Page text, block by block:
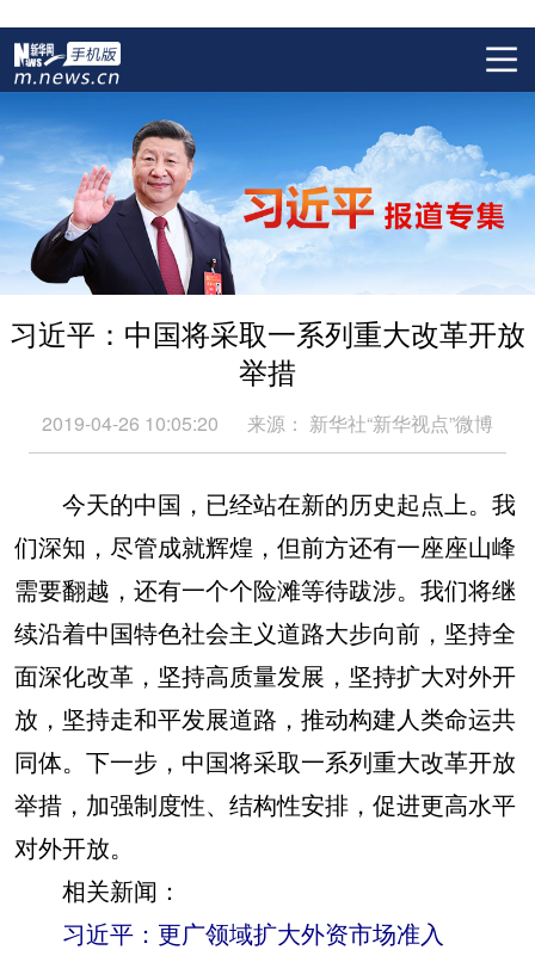
习近平：中国将采取一系列重大改革开放
举措
2019-04-26 10:05:20 来源： 新华社“新华视点”微博
今天的中国，已经站在新的历史起点上。我
们深知，尽管成就辉煌，但前方还有一座座山峰
需要翻越，还有一个个险滩等待跋涉。我们将继
续沿着中国特色社会主义道路大步向前，坚持全
面深化改革，坚持高质量发展，坚持扩大对外开
放，坚持走和平发展道路，推动构建人类命运共
同体。下一步，中国将采取一系列重大改革开放
举措，加强制度性、结构性安排，促进更高水平
对外开放。
相关新闻：
习近平：更广领域扩大外资市场准入